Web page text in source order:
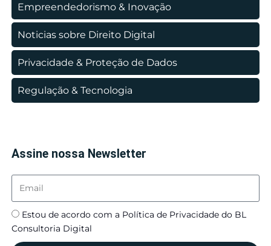
Empreendedorismo & Inovação
Noticias sobre Direito Digital
Privacidade & Proteção de Dados
Regulação & Tecnologia
Assine nossa Newsletter
Estou de acordo com a Política de Privacidade do BL
Consultoria Digital